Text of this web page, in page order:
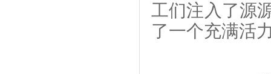
工们注入了源
了一个充满活